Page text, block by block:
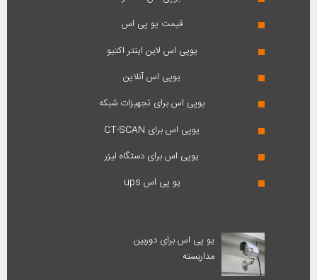
قیمت یو پی اس
یوپی اس لاین اینتر اکتیو
یوپی اس آنلاین
یوپی اس برای تجهیزات شبکه
یوپی اس برای CT-SCAN
یوپی اس برای دستگاه لیزر
یو پی اس ups
یو پی اس برای دوربین
مداربسته